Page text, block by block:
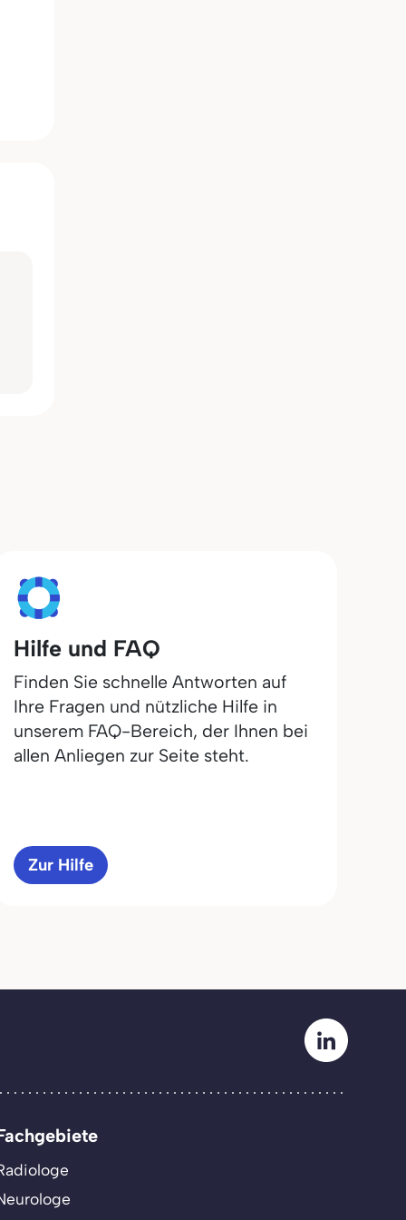
Hilfe und FAQ
Finden Sie schnelle Antworten auf
Ihre Fragen und nützliche Hilfe in
unserem FAQ-Bereich, der Ihnen bei
allen Anliegen zur Seite steht.
Zur Hilfe